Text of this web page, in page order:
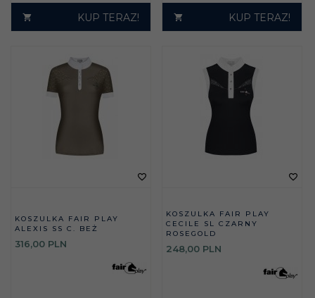
KUP TERAZ! KUP TERAZ!
KOSZULKA FAIR PLAY
ALEXIS SS C. BEŻ
316,00 PLN
KOSZULKA FAIR PLAY
CECILE SL CZARNY
ROSEGOLD
248,00 PLN